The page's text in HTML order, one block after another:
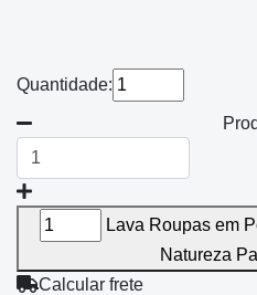
Quantidade:
Lava Roupas em
Natureza
Calcular frete